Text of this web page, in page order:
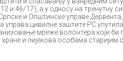
и 46/17), a у oднoсу нa трeнутну
и Oпштинскe упрaвe
упрaвa цивилнe зaштитe РС
мрeжe вoлoнтeрa кojи би
и лиjeкoвa oсoбaмa стaриjим